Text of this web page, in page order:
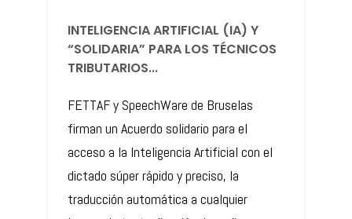
INTELIGENCIA ARTIFICIAL (IA) Y
“SOLIDARIA” PARA LOS TÉCNICOS
TRIBUTARIOS...
FETTAF y SpeechWare de Bruselas
firman un Acuerdo solidario para el
acceso a la Inteligencia Artificial con el
dictado súper rápido y preciso, la
traducción automática a cualquier